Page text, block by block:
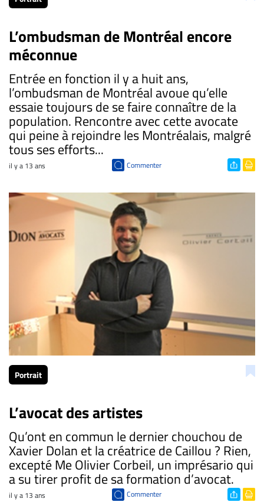
L’ombudsman de Montréal encore
méconnue
Entrée en fonction il y a huit ans,
l’ombudsman de Montréal avoue qu’elle
essaie toujours de se faire connaître de la
population. Rencontre avec cette avocate
qui peine à rejoindre les Montréalais, malgré
tous ses efforts...
il y a 13 ans Commenter
Portrait
L’avocat des artistes
Qu’ont en commun le dernier chouchou de
Xavier Dolan et la créatrice de Caillou ? Rien,
excepté Me Olivier Corbeil, un imprésario qui
a su tirer profit de sa formation d’avocat.
il y a 13 ans Commenter